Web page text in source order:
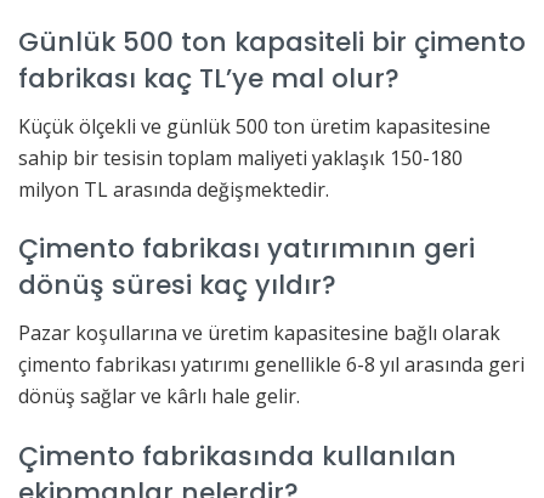
Günlük 500 ton kapasiteli bir çimento
fabrikası kaç TL’ye mal olur?
Küçük ölçekli ve günlük 500 ton üretim kapasitesine
sahip bir tesisin toplam maliyeti yaklaşık 150-180
milyon TL arasında değişmektedir.
Çimento fabrikası yatırımının geri
dönüş süresi kaç yıldır?
Pazar koşullarına ve üretim kapasitesine bağlı olarak
çimento fabrikası yatırımı genellikle 6-8 yıl arasında geri
dönüş sağlar ve kârlı hale gelir.
Çimento fabrikasında kullanılan